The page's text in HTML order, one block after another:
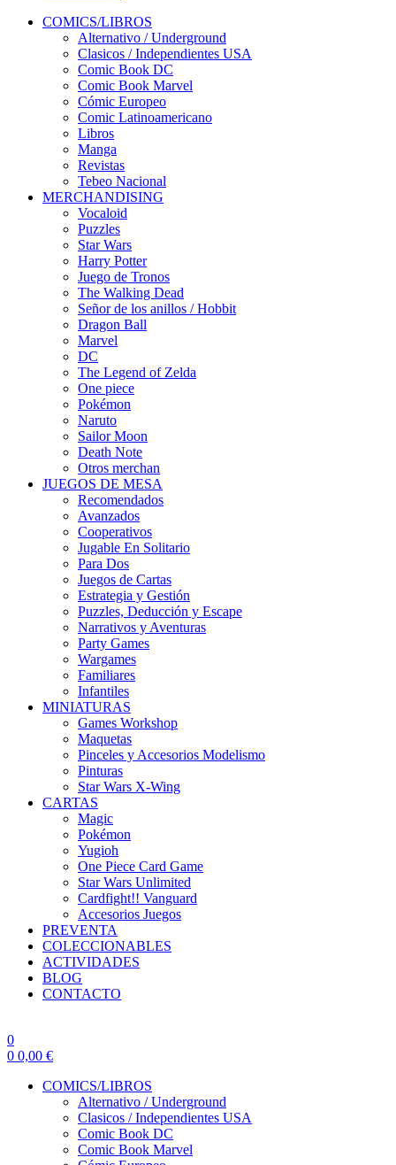
COMICS/LIBROS
Alternativo / Underground
Clasicos / Independientes USA
Comic Book DC
Comic Book Marvel
Cómic Europeo
Comic Latinoamericano
Libros
Manga
Revistas
Tebeo Nacional
MERCHANDISING
Vocaloid
Puzzles
Star Wars
Harry Potter
Juego de Tronos
The Walking Dead
Señor de los anillos / Hobbit
Dragon Ball
Marvel
DC
The Legend of Zelda
One piece
Pokémon
Naruto
Sailor Moon
Death Note
Otros merchan
JUEGOS DE MESA
Recomendados
Avanzados
Cooperativos
Jugable En Solitario
Para Dos
Juegos de Cartas
Estrategia y Gestión
Puzzles, Deducción y Escape
Narrativos y Aventuras
Party Games
Wargames
Familiares
Infantiles
MINIATURAS
Games Workshop
Maquetas
Pinceles y Accesorios Modelismo
Pinturas
Star Wars X-Wing
CARTAS
Magic
Pokémon
Yugioh
One Piece Card Game
Star Wars Unlimited
Cardfight!! Vanguard
Accesorios Juegos
PREVENTA
COLECCIONABLES
ACTIVIDADES
BLOG
CONTACTO
0
0 0,00 €
COMICS/LIBROS
Alternativo / Underground
Clasicos / Independientes USA
Comic Book DC
Comic Book Marvel